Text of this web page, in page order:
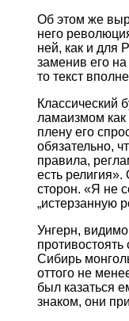
Об этом же
него
ней, как и для
заменив его
то текст
Классический
ламаизмом
плену его
обязательно,
правила,
есть
сторон. «Я не
„истерзанную
Унгерн,
Сибирь
оттого не
был казаться
знаком, они